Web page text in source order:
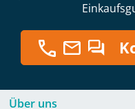
Über uns